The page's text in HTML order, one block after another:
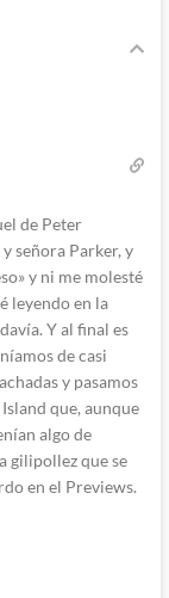
de Peter
señora Parker, y
y ni me molesté
leyendo en la
Y al final es
de casi
y pasamos
que, aunque
algo de
gilipollez que se
en el Previews.